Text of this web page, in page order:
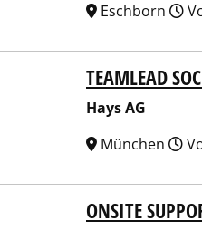
Eschborn
TEAMLEAD
Hays AG
München
ONSITE